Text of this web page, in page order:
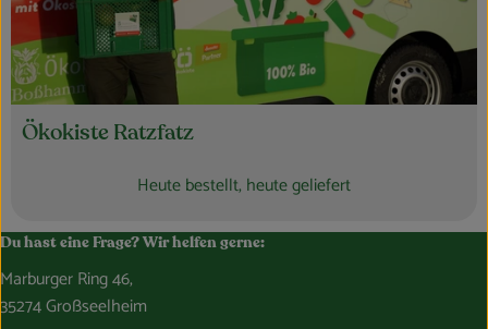
Ökokiste Ratzfatz
Heute bestellt, heute geliefert
Du hast eine Frage? Wir helfen gerne:
Marburger Ring 46,
35274 Großseelheim